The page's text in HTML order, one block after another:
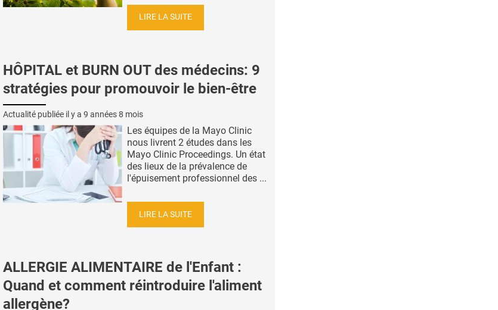
LIRE LA SUITE
HÔPITAL et BURN OUT des médecins: 9
stratégies pour promouvoir le bien-être
Actualité publiée il y a 9 années 8 mois
Les équipes de la Mayo Clinic
nous livrent 2 études dans les
Mayo Clinic Proceedings. Un état
des lieux de la prévalence de
l'épuisement professionnel des ...
LIRE LA SUITE
ALLERGIE ALIMENTAIRE de l'Enfant :
Quand et comment réintroduire l'aliment
allergène?